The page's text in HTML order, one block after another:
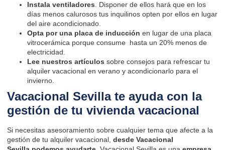
Instala ventiladores . Disponer de ellos hará que en los
días menos calurosos tus inquilinos opten por ellos en lugar
del aire acondicionado.
Opta por una placa de inducción en lugar de una placa
vitrocerámica porque consume hasta un 20% menos de
electricidad.
Lee nuestros artículos sobre consejos para refrescar tu
alquiler vacacional en verano y acondicionarlo para el
invierno
Vacacional Sevilla te ayuda con la
gestión de tu vivienda vacacional
Si necesitas asesoramiento sobre cualquier tema que afecte a la
gestión de tu alquiler vacacional, desde Vacacional